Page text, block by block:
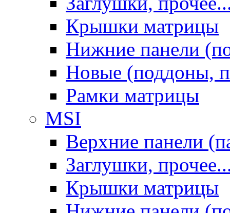
Крышки матрицы
Нижние панели
Новые (поддоны,
Рамки матрицы
MSI
Верхние панели
Заглушки,
Крышки матрицы